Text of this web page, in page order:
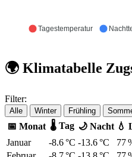
Tagestemperatur
🌍 Klimatabelle
Filter:
Alle Winter Frühling
📅 Monat 🌡 Tag 🌙 Nacht 💧
Januar
-8.6 °C -13.6 °C 77